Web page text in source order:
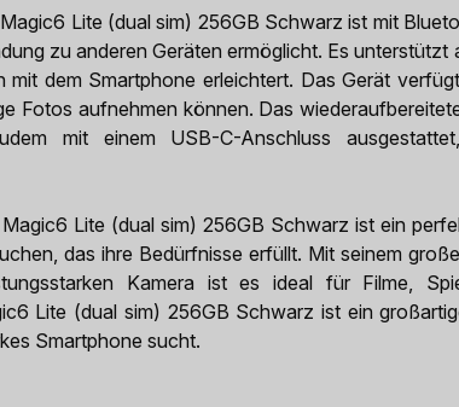
Lite (dual sim) 256GB Schwarz ist mit
zu anderen Geräten ermöglicht. Es unterstützt
dem Smartphone erleichtert. Das Gerät
Fotos aufnehmen können. Das
mit einem USB-C-Anschluss
Lite (dual sim) 256GB Schwarz ist ein
das ihre Bedürfnisse erfüllt. Mit seinem
Kamera ist es ideal für Filme,
Lite (dual sim) 256GB Schwarz ist ein
Smartphone sucht.